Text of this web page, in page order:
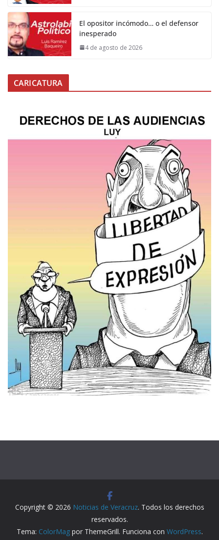
El opositor incómodo… o el defensor
inesperado
4 de agosto de 2026
CARICATURA
Copyright © 2026 Noticias de Veracruz. Todos los derechos
reservados.
Tema: ColorMagpor ThemeGrill. Funciona con WordPress.